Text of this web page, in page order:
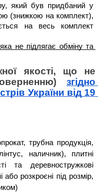
який був придбаний у
(знижкою на комплект),
на весь комплект
не підлягає обміну та
якості, що не
згідно
України від 19
трубна продукція,
наличник), плитні
та деревностружкові
розкроєні під розмір,